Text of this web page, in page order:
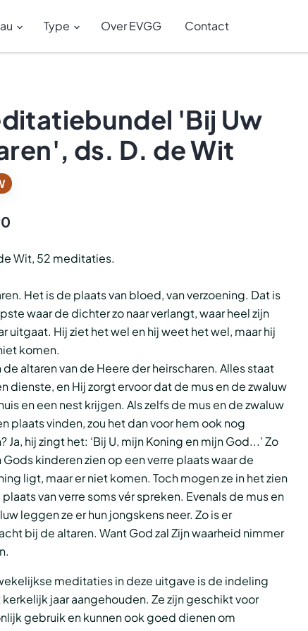
Type Over EVGG
Contact
'Bij Uw
ds. D. de Wit
Wit, 52 meditaties.
Het is de plaats van bloed, van verzoening. Dat is
waar de dichter zo naar verlangt, waar heel zijn
uitgaat. Hij ziet het wel en hij weet het wel, maar hij
komen.
de altaren van de Heere der heirscharen. Alles staat
dienste, en Hij zorgt ervoor dat de mus en de zwaluw
en een nest krijgen. Als zelfs de mus en de zwaluw
plaats vinden, zou het dan voor hem ook nog
Ja, hij zingt het: ‘Bij U, mijn Koning en mijn God...’ Zo
Gods kinderen zien op een verre plaats waar de
ligt, maar er niet komen. Toch mogen ze in het zien
van verre soms vér spreken. Evenals de mus en
leggen ze er hun jongskens neer. Zo is er
bij de altaren. Want God zal Zijn waarheid nimmer
meditaties in deze uitgave is de indeling
kerkelijk jaar aangehouden. Ze zijn geschikt voor
gebruik en kunnen ook goed dienen om